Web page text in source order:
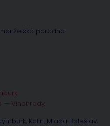
poradna
— Vinohrady
Kolín, Mladá Boleslav,